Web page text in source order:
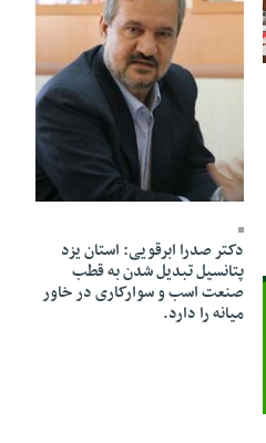
دکتر صدرا ابرقویی: استان یزد
پتانسیل تبدیل شدن به قطب
صنعت اسب و سوارکاری در خاور
میانه را دارد.